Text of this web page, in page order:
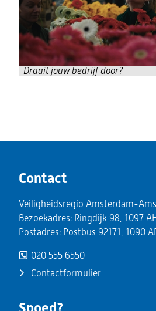
Draait jouw bedrijf door?
Contact
Veiligheidsregio Amsterdam-
Bezoekadres: Ringdijk 98, 1097
Postadres: Postbus 92171, 1090
020 555 6550
Contactformulier